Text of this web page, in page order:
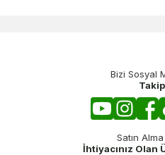
Bizi Sosyal
Satın
İhtiyacınız Olan